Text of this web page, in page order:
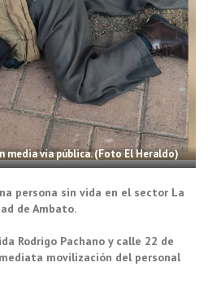
media vía pública. (Foto El Heraldo)
persona sin vida en el sector La
de Ambato.
Rodrigo Pachano y calle 22 de
movilización del personal